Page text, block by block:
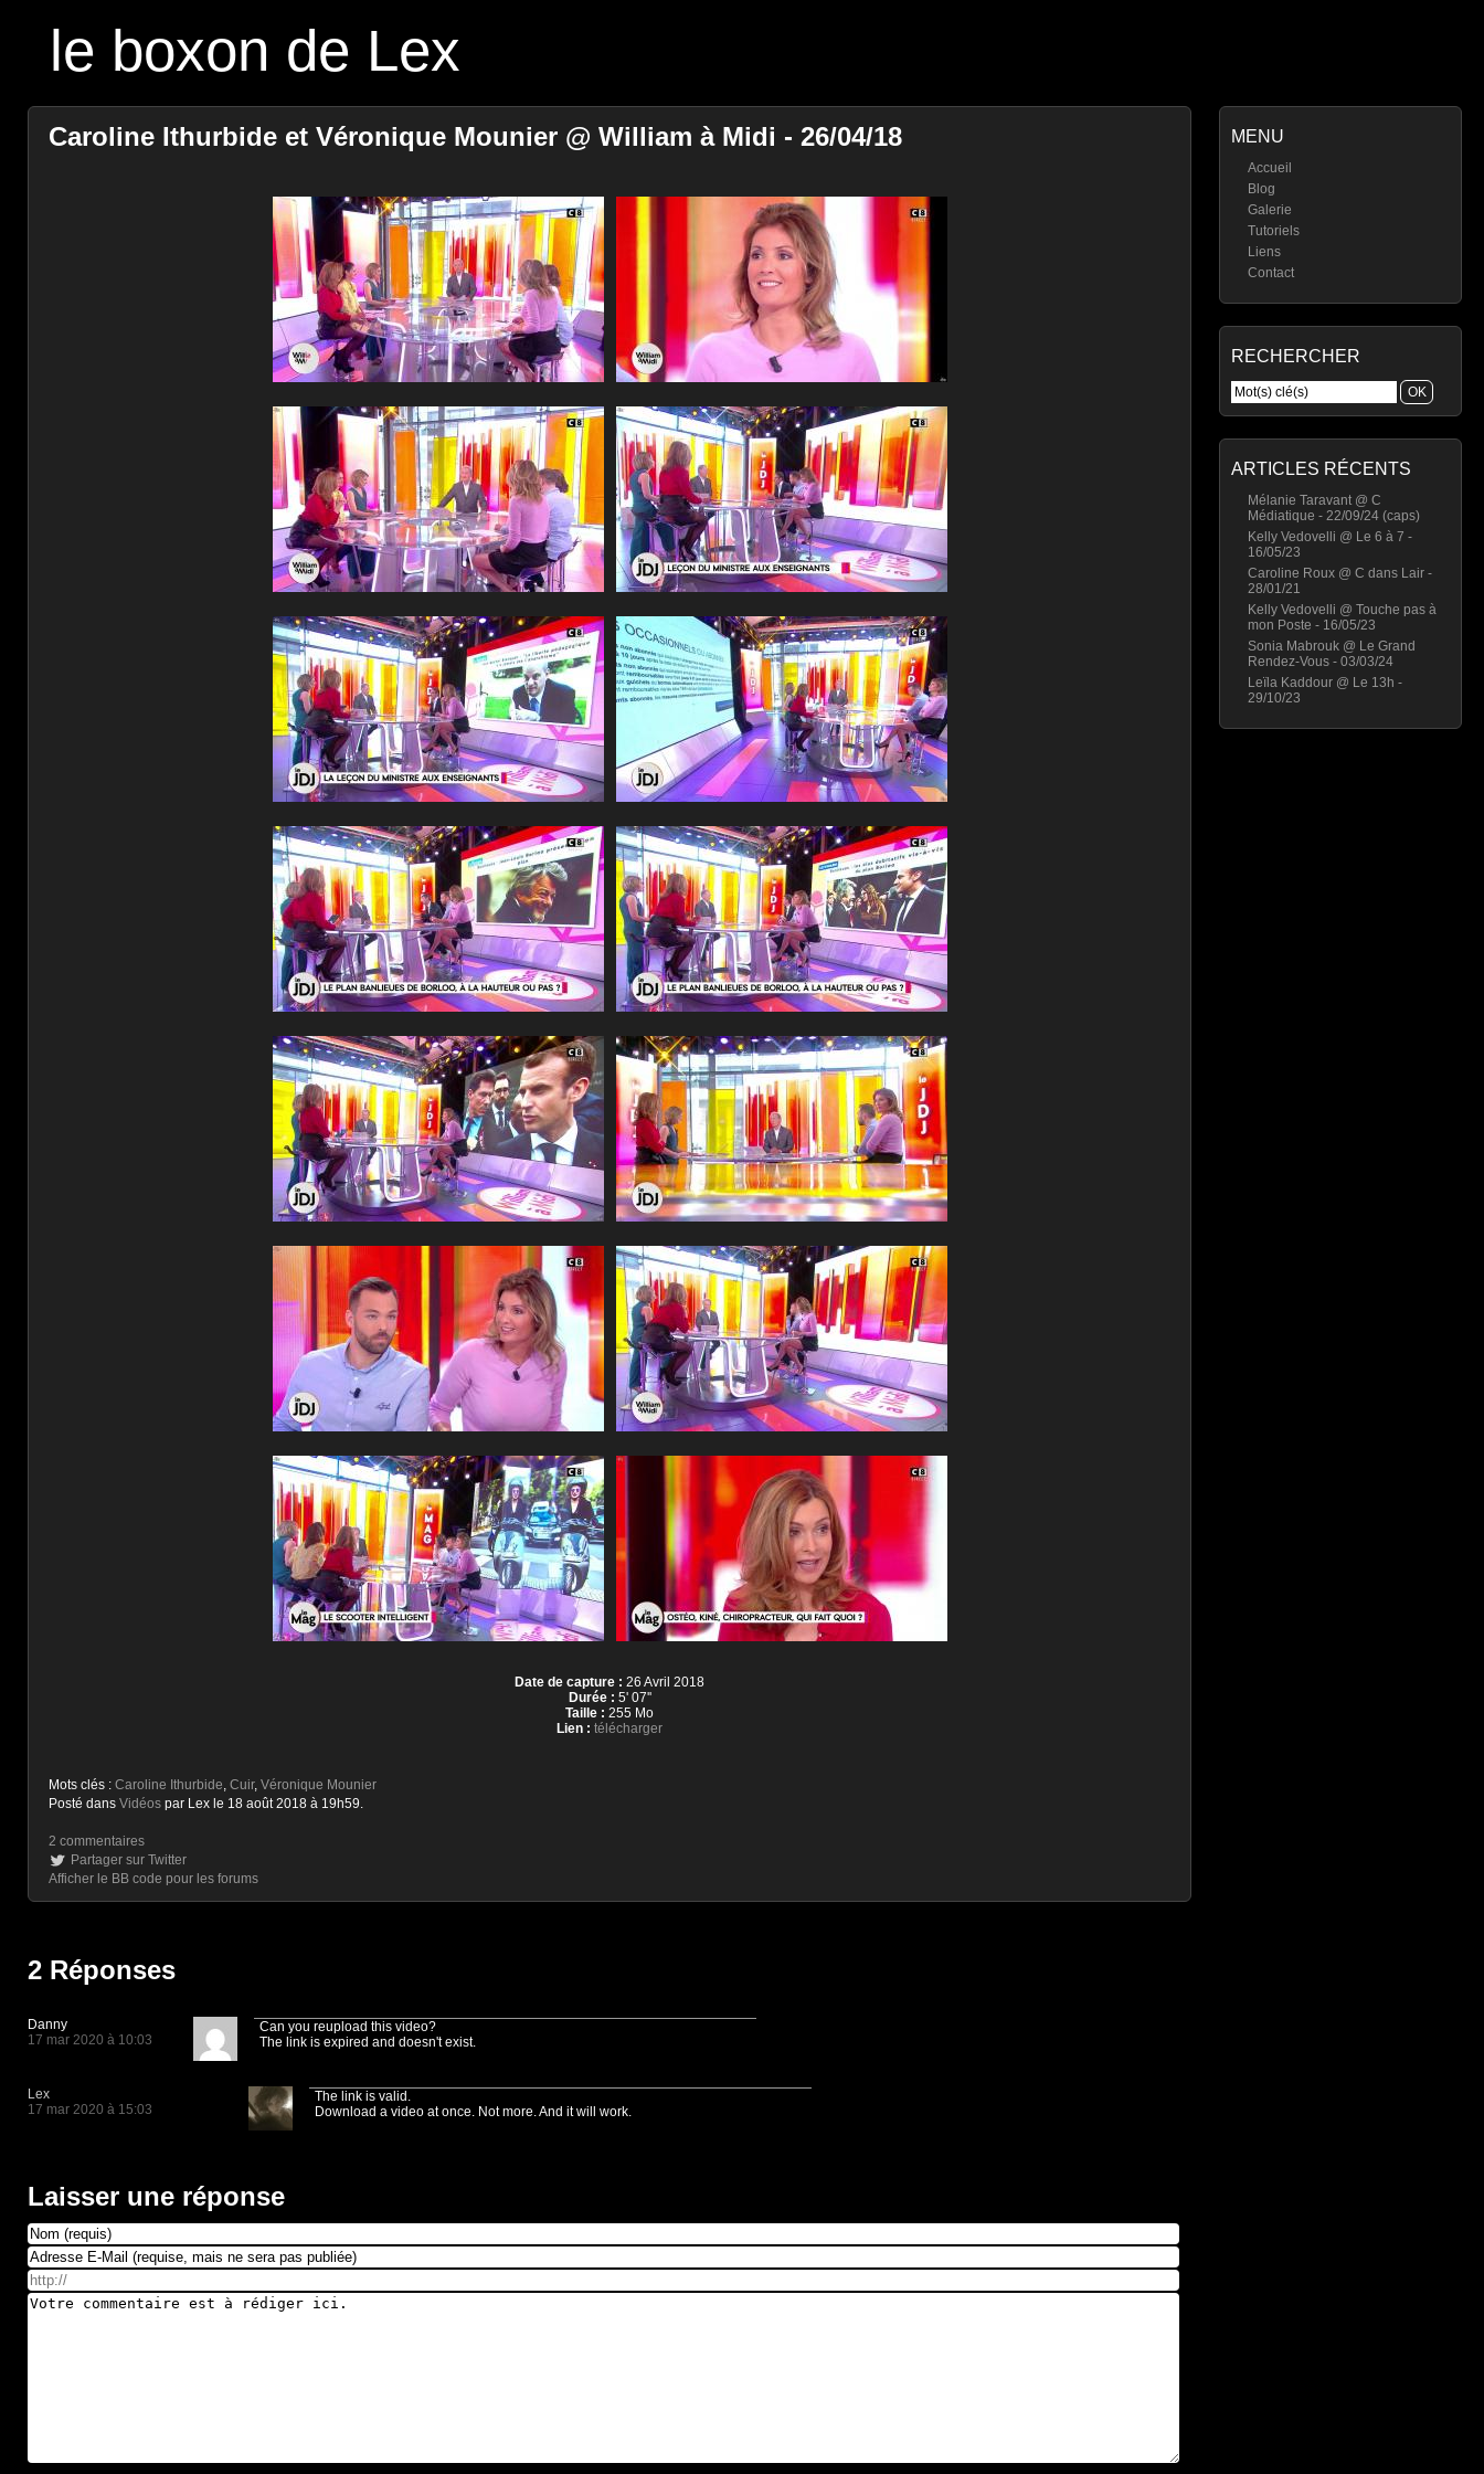
le boxon de Lex
MENU
Accueil
Blog
Galerie
Tutoriels
Liens
Contact
RECHERCHER
ARTICLES RÉCENTS
Mélanie Taravant @ C
Médiatique - 22/09/24 (caps)
Kelly Vedovelli @ Le 6 à 7 -
16/05/23
Caroline Roux @ C dans Lair -
28/01/21
Kelly Vedovelli @ Touche pas à
mon Poste - 16/05/23
Sonia Mabrouk @ Le Grand
Rendez-Vous - 03/03/24
Leïla Kaddour @ Le 13h -
29/10/23
Caroline Ithurbide et Véronique Mounier @ William à Midi - 26/04/18
Date de capture : 26 Avril 2018
Durée : 5' 07''
Taille : 255 Mo
Lien : télécharger
Mots clés : Caroline Ithurbide, Cuir, Véronique Mounier
Posté dans Vidéos par Lex le 18 août 2018 à 19h59.
2 commentaires
Partager sur Twitter
Afficher le BB code pour les forums
2 Réponses
Danny
17 mar 2020 à 10:03
Can you reupload this video?
The link is expired and doesn't exist.
Lex
17 mar 2020 à 15:03
The link is valid.
Download a video at once. Not more. And it will work.
Laisser une réponse